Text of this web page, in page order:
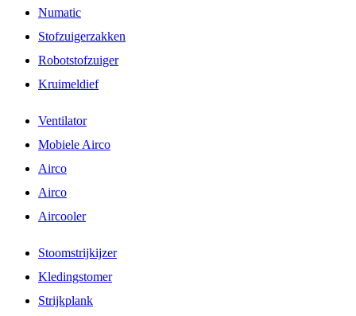
Numatic
Stofzuigerzakken
Robotstofzuiger
Kruimeldief
Ventilator
Mobiele Airco
Airco
Airco
Aircooler
Stoomstrijkijzer
Kledingstomer
Strijkplank